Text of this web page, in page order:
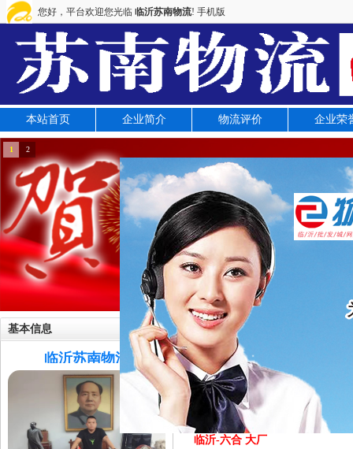
您好，平台欢迎您光临 临沂苏南物流! 手机版
本站首页 企业简介 物流评价 企业荣
1 2
基本信息
临沂苏南物流
运营线路
直达城市：
临沂
江苏路线
临沂-南京 雨花台 板桥
临沂-江宁 众彩
临沂-六合 大厂